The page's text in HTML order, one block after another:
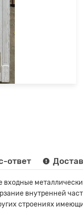
ответ
внутренней
строениях